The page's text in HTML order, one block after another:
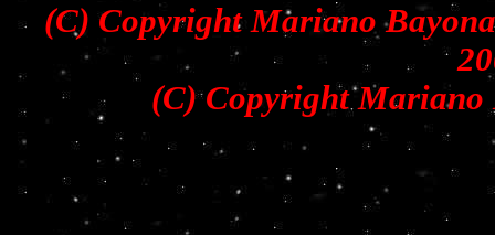
(C) Copyright Mariano
(C) Copyright Mariano